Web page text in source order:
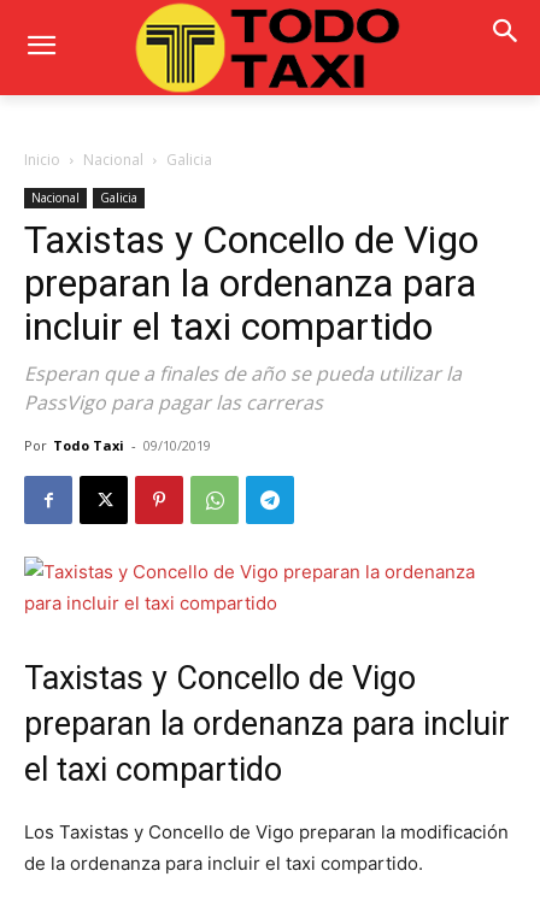
Inicio Nacional Galicia
Nacional Galicia
Taxistas y Concello de Vigo
preparan la ordenanza para
incluir el taxi compartido
Esperan que a finales de año se pueda utilizar la
PassVigo para pagar las carreras
Por Todo Taxi - 09/10/2019
Taxistas y Concello de Vigo
preparan la ordenanza para incluir
el taxi compartido
Los Taxistas y Concello de Vigo preparan la modificación
de la ordenanza para incluir el taxi compartido.